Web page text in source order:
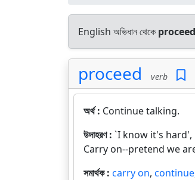
English অভিধান থেকে proceed
proceed verb
অর্থ : Continue talking.
উদাহরণ : `I know it's hard',
Carry on--pretend we
সমার্থক : carry on, continue